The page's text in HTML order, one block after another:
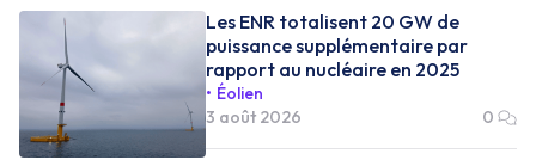
Les ENR totalisent 20 GW de
puissance supplémentaire par
rapport au nucléaire en 2025
Éolien
3 août 2026
0